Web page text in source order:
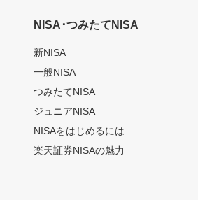
NISA･つみたてNISA
新NISA
一般NISA
つみたてNISA
ジュニアNISA
NISAをはじめるには
楽天証券NISAの魅力